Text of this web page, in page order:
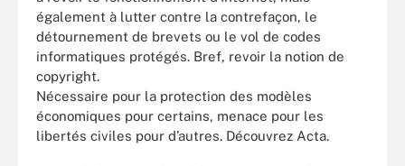
également à lutter contre la contrefaçon, le
détournement de brevets ou le vol de codes
informatiques protégés. Bref, revoir la notion de
copyright.
Nécessaire pour la protection des modèles
économiques pour certains, menace pour les
libertés civiles pour d’autres. Découvrez Acta.